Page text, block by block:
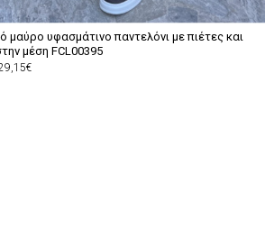
μαύρο υφασμάτινο παντελόνι με πιέτες και
μέση FCL00395